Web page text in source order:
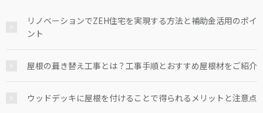
リノベーションでZEH住宅を実現する方法と補助金活用のポイ
ント
屋根の葺き替え工事とは？工事手順とおすすめ屋根材をご紹介
ウッドデッキに屋根を付けることで得られるメリットと注意点